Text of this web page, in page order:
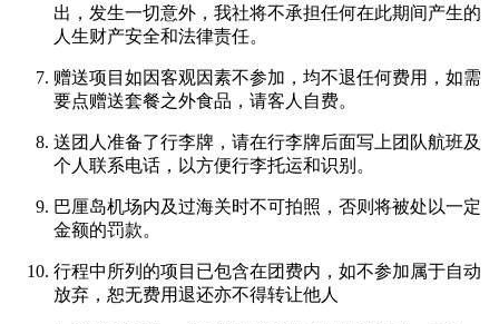
出，发生一切意外，我社将不承担任何在此期间产生的
人生财产安全和法律责任。
赠送项目如因客观因素不参加，均不退任何费用，如需
要点赠送套餐之外食品，请客人自费。
送团人准备了行李牌，请在行李牌后面写上团队航班及
个人联系电话，以方便行李托运和识别。
巴厘岛机场内及过海关时不可拍照，否则将被处以一定
金额的罚款。
行程中所列的项目已包含在团费内，如不参加属于自动
放弃，恕无费用退还亦不得转让他人